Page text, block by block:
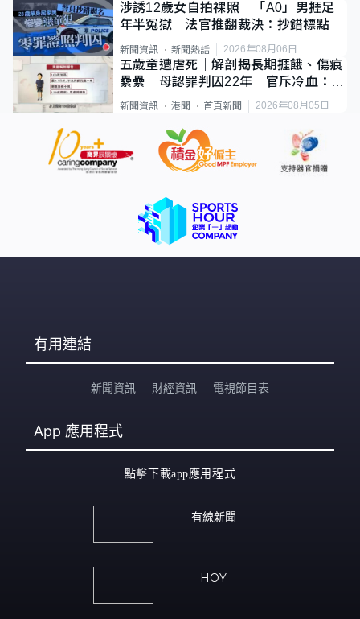
涉誘12歲女自拍祼照 「A0」男捱足
年半冤獄 法官推翻裁決：抄錯標點
新聞資訊 新聞熱話 2026年08月06日
五歲童遭虐死｜解剖揭長期捱餓、傷痕
纍纍 母認罪判囚22年 官斥冷血：同
類案最惡劣
新聞資訊 港聞 首頁新聞 2026年08月05日
有用連結
新聞資訊 財經資訊 電視節目表
App 應用程式
點擊下載app應用程式
有線新聞
HOY